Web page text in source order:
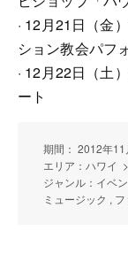
· 12月21日（金
ション教会パフ
· 12月22日（土
ート
期間： 2012年
エリア：ハワイ
ジャンル：イベ
ミュージック ,